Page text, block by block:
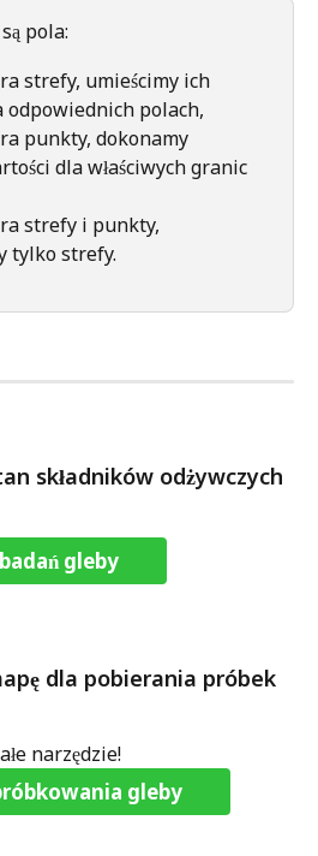
pola:
strefy, umieścimy ich
odpowiednich polach,
punkty, dokonamy
dla właściwych granic
strefy i punkty,
tylko strefy.
składników odżywczych
gleby
dla pobierania próbek
narzędzie!
gleby